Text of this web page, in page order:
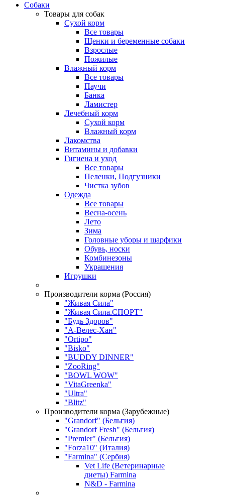
Собаки
Товары для собак
Сухой корм
Все товары
Щенки и беременные собаки
Взрослые
Пожилые
Влажный корм
Все товары
Паучи
Банка
Ламистер
Лечебный корм
Сухой корм
Влажный корм
Лакомства
Витамины и добавки
Гигиена и уход
Все товары
Пеленки, Подгузники
Чистка зубов
Одежда
Все товары
Весна-осень
Лето
Зима
Головные уборы и шарфики
Обувь, носки
Комбинезоны
Украшения
Игрушки
Производители корма (Россия)
"Живая Сила"
"Живая Сила.СПОРТ"
"Будь Здоров"
"А-Велес-Хан"
"Ortipo"
"Bisko"
"BUDDY DINNER"
"ZooRing"
"BOWL WOW"
"VitaGreenka"
"Ultra"
"Blitz"
Производители корма (Зарубежные)
"Grandorf" (Бельгия)
"Grandorf Fresh" (Бельгия)
"Premier" (Бельгия)
"Forza10" (Италия)
"Farmina" (Сербия)
Vet Life (Ветеринарные
диеты) Farmina
N&D - Farmina